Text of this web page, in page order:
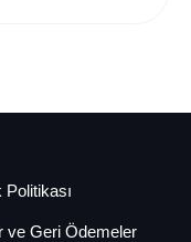
Politikası
ve Geri Ödemeler